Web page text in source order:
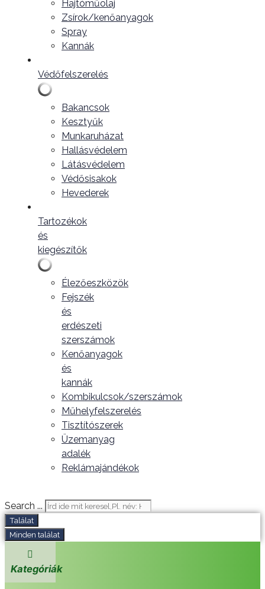
Hajtóműolaj
Zsírok/kenőanyagok
Spray
Kannák
Védőfelszerelés
Bakancsok
Kesztyűk
Munkaruházat
Hallásvédelem
Látásvédelem
Védősisakok
Hevederek
Tartozékok
és
kiegészítők
Élezőeszközök
Fejszék
és
erdészeti
szerszámok
Kenőanyagok
és
kannák
Kombikulcsok/szerszámok
Műhelyfelszerelés
Tisztítószerek
Üzemanyag
adalék
Reklámajándékok
Search ...
Találat
Minden találat
Kategóriák